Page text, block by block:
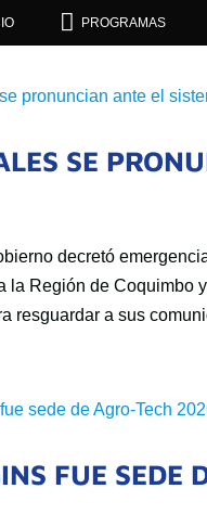
 PROGRAMAS
SE
decretó
la Región de Coquimbo
resguardar a sus
FUE SEDE